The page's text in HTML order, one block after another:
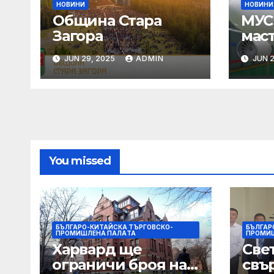
НОВИНИ
Община Стара
Загора
JUN 29, 2025 ADMIN
НОВИНИ
МУС
JUN
You missed
БЪЛГАРО-КИТАЙСКА ТЪРГОВСКО-
ПРОМИШЛЕНА ПАЛAТА
Харвард ще
ограничи броя на